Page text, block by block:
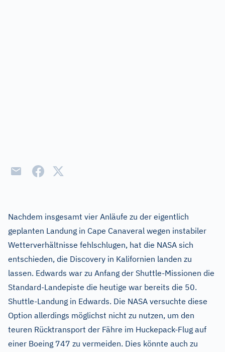
Nachdem insgesamt vier Anläufe zu der eigentlich
geplanten Landung in Cape Canaveral wegen instabiler
Wetterverhältnisse fehlschlugen, hat die NASA sich
entschieden, die Discovery in Kalifornien landen zu
lassen. Edwards war zu Anfang der Shuttle-Missionen die
Standard-Landepiste die heutige war bereits die 50.
Shuttle-Landung in Edwards. Die NASA versuchte diese
Option allerdings möglichst nicht zu nutzen, um den
teuren Rücktransport der Fähre im Huckepack-Flug auf
einer Boeing 747 zu vermeiden. Dies könnte auch zu